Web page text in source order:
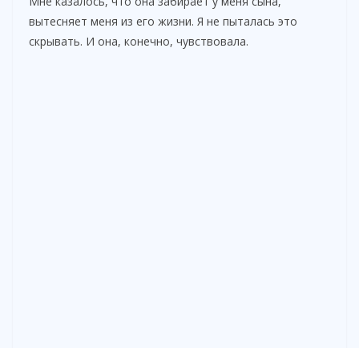
вытесняет меня из его жизни. Я не пыталась это
скрывать. И она, конечно, чувствовала.